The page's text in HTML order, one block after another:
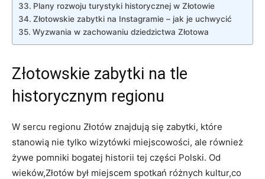
Plany rozwoju⁣ turystyki historycznej​ w Złotowie
Złotowskie zabytki na Instagramie – ​jak je uchwycić
Wyzwania w zachowaniu dziedzictwa Złotowa
Złotowskie zabytki na tle
historycznym regionu
W sercu regionu Złotów znajdują się zabytki, ‌które‍
stanowią nie tylko wizytówki‍ miejscowości, ale również
żywe pomniki bogatej historii tej części Polski. Od
wieków,Złotów ‌był ⁤miejscem spotkań różnych kultur,co